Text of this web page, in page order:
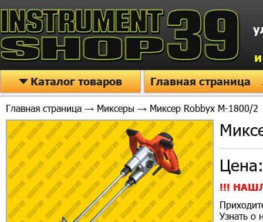
Каталог товаров Главная страница
Главная страница → Миксеры → Миксер Robbyx M-1800/2
Цена:
!!!
Узнать о